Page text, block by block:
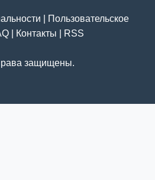
Пользовательское
Контакты RSS
защищены.